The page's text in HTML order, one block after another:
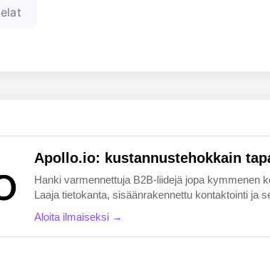
Apollo.io: kustannustehokkain
Hanki varmennettuja B2B-liidejä jopa kymmenen
Laaja tietokanta, sisäänrakennettu kontaktointi ja
Aloita ilmaiseksi →